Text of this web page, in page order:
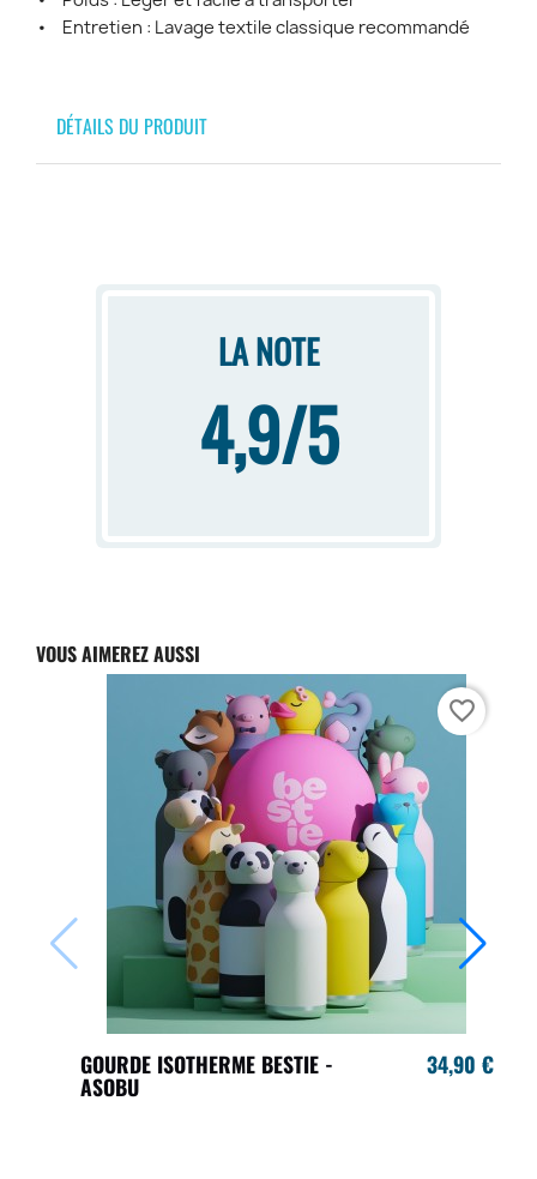
• Entretien : Lavage textile classique recommandé
DÉTAILS DU PRODUIT
LA NOTE
4,9/5
VOUS AIMEREZ AUSSI
GOURDE ISOTHERME BESTIE -
ASOBU
34,90 €
favorite_border